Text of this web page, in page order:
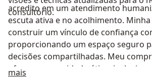
consultório.
acredito em um atendimento
escuta ativa e no acolhimento.
construir um vínculo de confiança
proporcionando um espaço seguro
decisões compartilhadas. Meu
oferecer um cuidado ético, inclusivo,
mais